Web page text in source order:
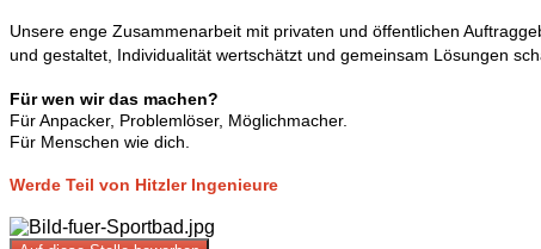
Unsere enge Zusammenarbeit mit privaten und öffentlichen
und gestaltet, Individualität wertschätzt und gemeinsam Lösungen
Für wen wir das machen?
Für Anpacker, Problemlöser, Möglichmacher.
Für Menschen wie dich.
Werde Teil von Hitzler Ingenieure